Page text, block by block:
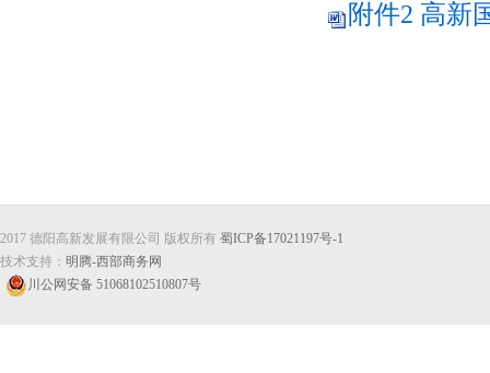
附件2 高新
2017 德阳高新发展有限公司 版权所有 蜀ICP备17021197号-1
技术支持： 明腾-西部商务网
川公网安备 51068102510807号